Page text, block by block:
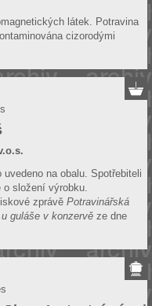
látek. Potravina
cizorodými
na obalu. Spotřebiteli
složení výrobku.
zprávě Potravinářská
guláše v konzervě ze dne